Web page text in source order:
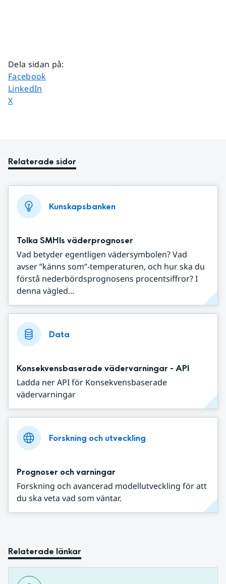
Dela sidan på:
Dela sidan på
Facebook
Dela sidan på
LinkedIn
Dela sidan på
X
Relaterade sidor
Kunskapsbanken
Tolka SMHIs väderprognoser
Vad betyder egentligen vädersymbolen? Vad
avser ”känns som”-temperaturen, och hur ska du
förstå nederbördsprognosens procentsiffror? I
denna vägled...
Data
Konsekvensbaserade vädervarningar - API
Ladda ner API för Konsekvensbaserade
vädervarningar
Forskning och utveckling
Prognoser och varningar
Forskning och avancerad modellutveckling för att
du ska veta vad som väntar.
Relaterade länkar